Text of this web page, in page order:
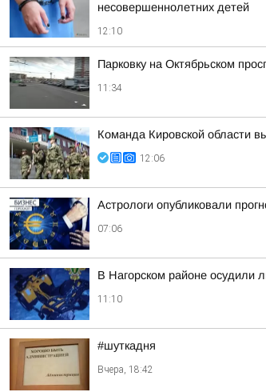
несовершеннолетних детей
12:10
Парковку на Октябрьском
11:34
Команда Кировской области
12:06
Астрологи опубликовали
07:06
В Нагорском районе осудили
11:10
#шуткадня
Вчера, 18:42